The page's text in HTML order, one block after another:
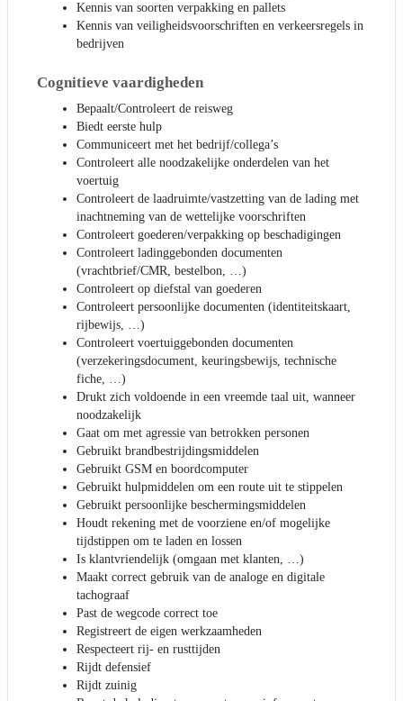
Kennis van soorten verpakking en pallets
Kennis van veiligheidsvoorschriften en verkeersregels in
bedrijven
Cognitieve vaardigheden
Bepaalt/Controleert de reisweg
Biedt eerste hulp
Communiceert met het bedrijf/collega’s
Controleert alle noodzakelijke onderdelen van het
voertuig
Controleert de laadruimte/vastzetting van de lading met
inachtneming van de wettelijke voorschriften
Controleert goederen/verpakking op beschadigingen
Controleert ladinggebonden documenten
(vrachtbrief/CMR, bestelbon, …)
Controleert op diefstal van goederen
Controleert persoonlijke documenten (identiteitskaart,
rijbewijs, …)
Controleert voertuiggebonden documenten
(verzekeringsdocument, keuringsbewijs, technische
fiche, …)
Drukt zich voldoende in een vreemde taal uit, wanneer
noodzakelijk
Gaat om met agressie van betrokken personen
Gebruikt brandbestrijdingsmiddelen
Gebruikt GSM en boordcomputer
Gebruikt hulpmiddelen om een route uit te stippelen
Gebruikt persoonlijke beschermingsmiddelen
Houdt rekening met de voorziene en/of mogelijke
tijdstippen om te laden en lossen
Is klantvriendelijk (omgaan met klanten, …)
Maakt correct gebruik van de analoge en digitale
tachograaf
Past de wegcode correct toe
Registreert de eigen werkzaamheden
Respecteert rij- en rusttijden
Rijdt defensief
Rijdt zuinig